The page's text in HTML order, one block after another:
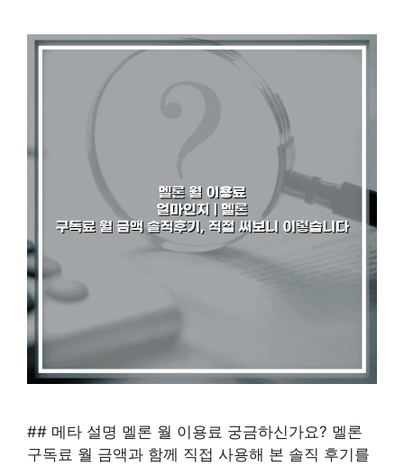
## 메타 설명 멜론 월 이용료 궁금하신가요? 멜론
구독료 월 금액과 함께 직접 사용해 본 솔직 후기를